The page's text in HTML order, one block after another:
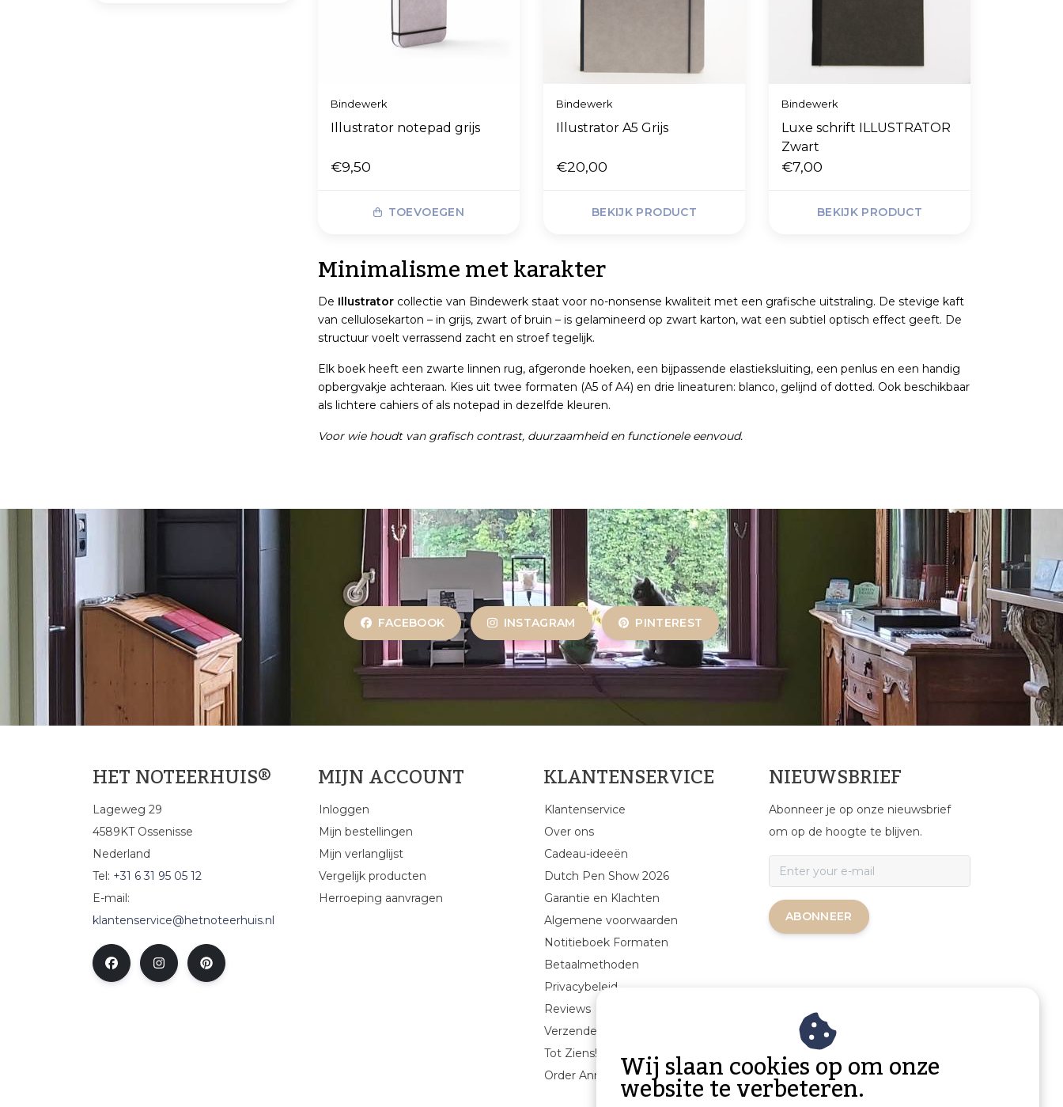
Bindewerk
Illustrator notepad grijs
€9,50
TOEVOEGEN
Bindewerk
Illustrator A5 Grijs
€20,00
BEKIJK PRODUCT
Bindewerk
Luxe schrift ILLUSTRATOR
Zwart
€7,00
BEKIJK PRODUCT
Minimalisme met karakter
De Illustrator collectie van Bindewerk staat voor no-nonsense kwaliteit met een grafische uitstraling. De stevige kaft
van cellulosekarton – in grijs, zwart of bruin – is gelamineerd op zwart karton, wat een subtiel optisch effect geeft. De
structuur voelt verrassend zacht en stroef tegelijk.
Elk boek heeft een zwarte linnen rug, afgeronde hoeken, een bijpassende elastieksluiting, een penlus en een handig
opbergvakje achteraan. Kies uit twee formaten (A5 of A4) en drie lineaturen: blanco, gelijnd of dotted. Ook beschikbaar
als lichtere cahiers of als notepad in dezelfde kleuren.
Voor wie houdt van grafisch contrast, duurzaamheid en functionele eenvoud.
FACEBOOK INSTAGRAM PINTEREST
HET NOTEERHUIS®
Lageweg 29
4589KT Ossenisse
Nederland
Tel: +31 6 31 95 05 12
E-mail:
klantenservice@hetnoteerhuis.nl
MIJN ACCOUNT
Inloggen
Mijn bestellingen
Mijn verlanglijst
Vergelijk producten
Herroeping aanvragen
KLANTENSERVICE
Klantenservice
Over ons
Cadeau-ideeën
Dutch Pen Show 2026
Garantie en Klachten
Algemene voorwaarden
Notitieboek Formaten
Betaalmethoden
Privacybeleid
Reviews
Verzenden & retourneren
Tot Ziens!
Order Annuleren
NIEUWSBRIEF
Abonneer je op onze nieuwsbrief
om op de hoogte te blijven.
ABONNEER
Wij slaan cookies op om onze
website te verbeteren.